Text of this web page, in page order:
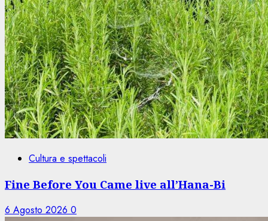
Cultura e spettacoli
Fine Before You Came live all’Hana-Bi
6 Agosto 2026 0